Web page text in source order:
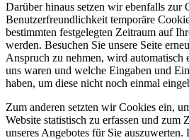
Darüber hinaus setzen wir ebenfalls zur
Benutzerfreundlichkeit temporäre
bestimmten festgelegten Zeitraum auf
werden. Besuchen Sie unsere Seite
Anspruch zu nehmen, wird automatisch
uns waren und welche Eingaben und
haben, um diese nicht noch einmal
Zum anderen setzten wir Cookies ein,
Website statistisch zu erfassen und zum
unseres Angebotes für Sie